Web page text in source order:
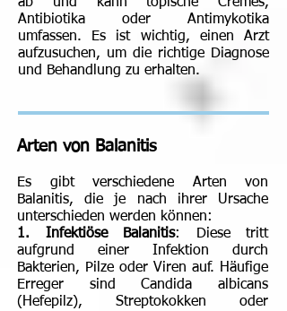
Antibiotika oder Antimykotika
umfassen. Es ist wichtig, einen Arzt
aufzusuchen, um die richtige Diagnose
und Behandlung zu erhalten.
Arten von Balanitis
Es gibt verschiedene Arten von
Balanitis, die je nach ihrer Ursache
unterschieden werden können:
1. Infektiöse Balanitis: Diese tritt
aufgrund einer Infektion durch
Bakterien, Pilze oder Viren auf. Häufige
Erreger sind Candida albicans
(Hefepilz), Streptokokken oder